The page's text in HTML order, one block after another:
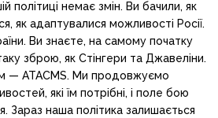
політиці немає змін. Ви бачили, як
як адаптувалися можливості Росії.
Ви знаєте, на самому початку
зброю, як Стінгери та Джавеліни.
— ATACMS. Ми продовжуємо
які їм потрібні, і поле бою
Зараз наша політика залишається